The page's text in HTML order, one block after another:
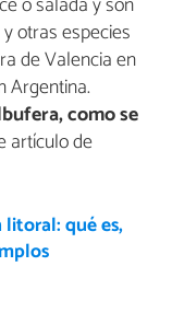
otras especies
de Valencia en
Argentina.
como se
artículo de
litoral: qué es,